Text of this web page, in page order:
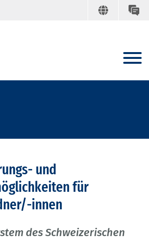
und
für
innen
des Schweizerischen